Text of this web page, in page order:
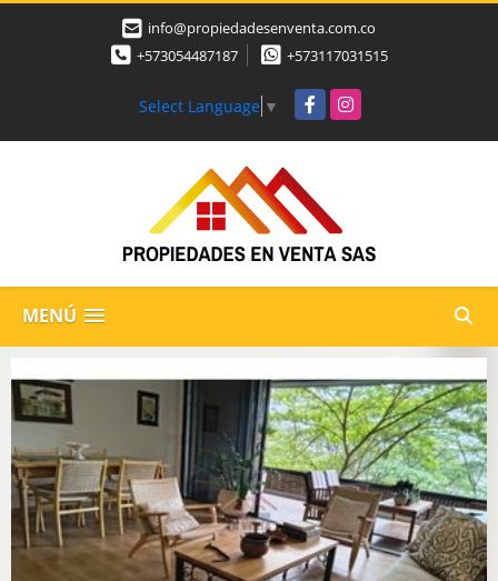
info@propiedadesenventa.com.co
+573054487187
+573117031515
Select Language ▼ FacebookInstagram
MENÚ